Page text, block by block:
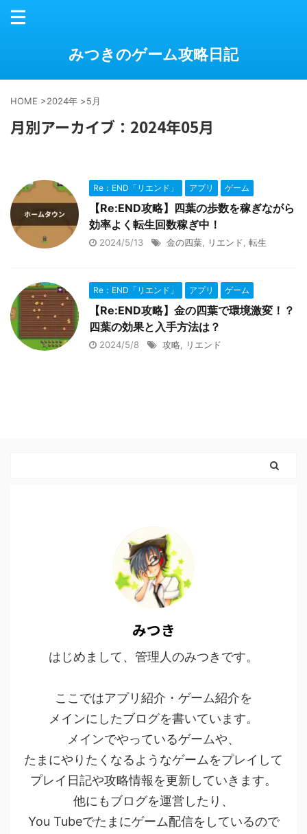
みつきのゲーム攻略日記
HOME >2024年 >5月
月別アーカイブ：2024年05月
Re：END「リエンド」 アプリ ゲーム
【Re:END攻略】四葉の歩数を稼ぎながら
効率よく転生回数稼ぎ中！
2024/5/13 金の四葉 リエンド 転生
Re：END「リエンド」 アプリ ゲーム
【Re:END攻略】金の四葉で環境激変！？
四葉の効果と入手方法は？
2024/5/8 攻略 リエンド
みつき
はじめまして、管理人のみつきです。
ここではアプリ紹介・ゲーム紹介を
メインにしたブログを書いています。
メインでやっているゲームや、
たまにやりたくなるようなゲームをプレイして
プレイ日記や攻略情報を更新していきます。
他にもブログを運営したり、
You Tubeでたまにゲーム配信をしているので